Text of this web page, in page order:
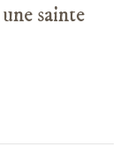
sainte